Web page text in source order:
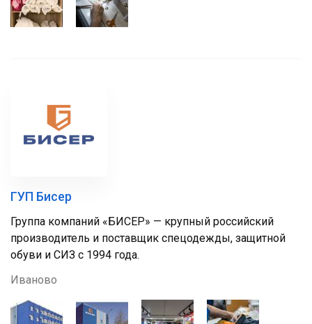
ГУП Бисер
Группа компаний «БИСЕР» — крупный российский
производитель и поставщик спецодежды, защитной
обуви и СИЗ с 1994 года.
Иваново